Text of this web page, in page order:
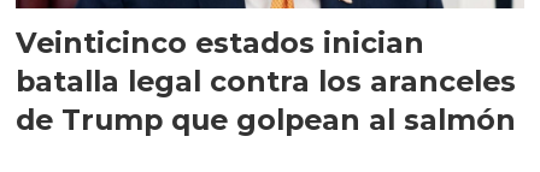
Veinticinco estados inician
batalla legal contra los aranceles
de Trump que golpean al salmón